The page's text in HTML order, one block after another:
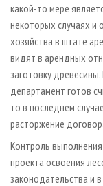
какой-то мере
некоторых случаях и
хозяйства в штате
видят в арендных
заготовку
департамент готов
то в последнем
расторжение
Контроль
проекта освоения
законодательства и